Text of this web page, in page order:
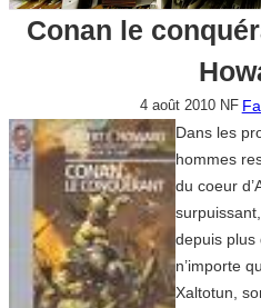
Conan le
4 août 2010 NF
Dans les
hommes
du coeur
depuis plus
n’importe
Xaltotun,